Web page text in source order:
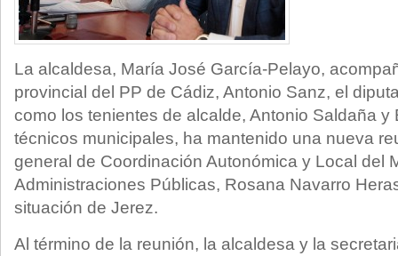
La alcaldesa, María José García-Pelayo,
provincial del PP de Cádiz, Antonio Sanz, el
como los tenientes de alcalde, Antonio Saldaña y
técnicos municipales, ha mantenido una nueva
general de Coordinación Autonómica y Local del
Administraciones Públicas, Rosana Navarro
situación de Jerez.
Al término de la reunión, la alcaldesa y la